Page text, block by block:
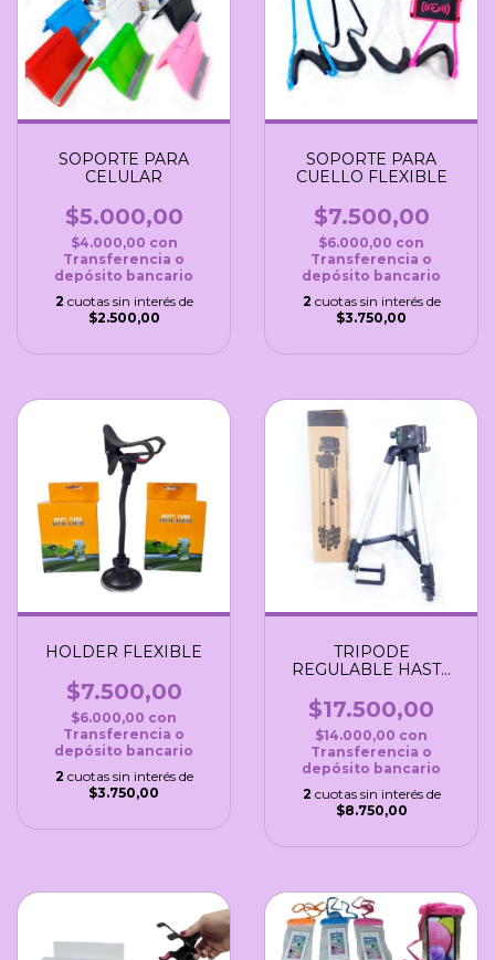
SOPORTE PARA
CELULAR
$5.000,00
$4.000,00 con
Transferencia o
depósito bancario
2 cuotas sin interés de
$2.500,00
SOPORTE PARA
CUELLO FLEXIBLE
$7.500,00
$6.000,00 con
Transferencia o
depósito bancario
2 cuotas sin interés de
$3.750,00
HOLDER FLEXIBLE
$7.500,00
$6.000,00 con
Transferencia o
depósito bancario
2 cuotas sin interés de
$3.750,00
TRIPODE
REGULABLE HASTA
$17.500,00
$14.000,00 con
Transferencia o
depósito bancario
2 cuotas sin interés de
$8.750,00